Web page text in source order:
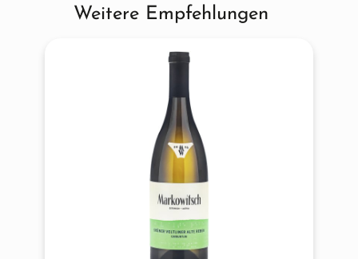
Produktgalerie überspringen
Weitere Empfehlungen